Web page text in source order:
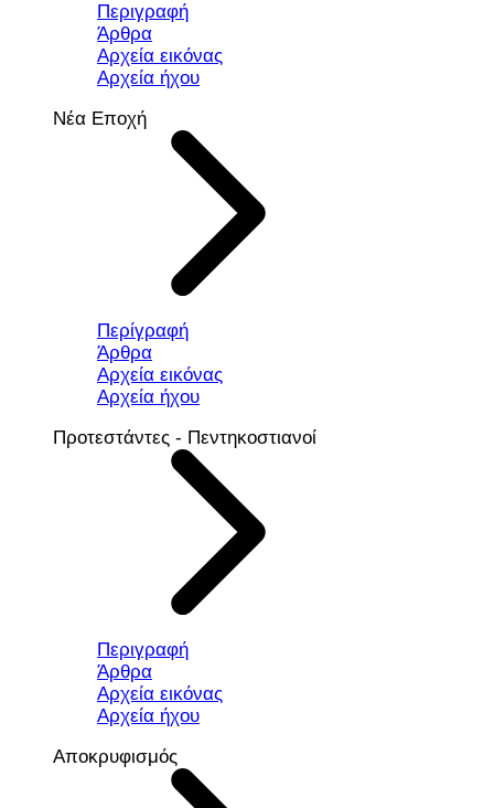
Περιγραφή
Άρθρα
Αρχεία εικόνας
Αρχεία ήχου
Νέα Εποχή
Περίγραφή
Άρθρα
Αρχεία εικόνας
Αρχεία ήχου
Προτεστάντες - Πεντηκοστιανοί
Περιγραφή
Άρθρα
Αρχεία εικόνας
Αρχεία ήχου
Αποκρυφισμός